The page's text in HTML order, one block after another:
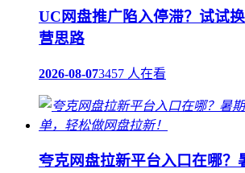
UC网盘推广陷入停滞？试试
营思路
2026-08-073457 人在看
夸克网盘拉新平台入口在哪？